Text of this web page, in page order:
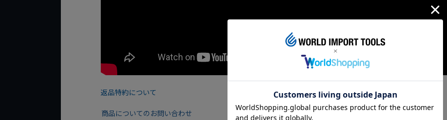
返品特約について
商品についてのお問い合わせ